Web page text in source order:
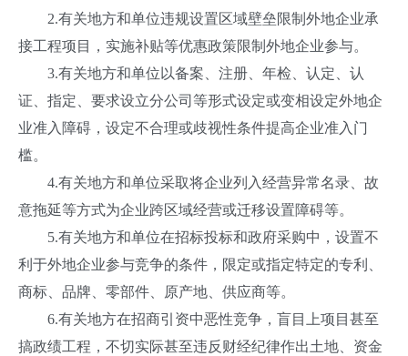
2.有关地方和单位违规设置区域壁垒限制外地企业承
接工程项目，实施补贴等优惠政策限制外地企业参与。
3.有关地方和单位以备案、注册、年检、认定、认
证、指定、要求设立分公司等形式设定或变相设定外地企
业准入障碍，设定不合理或歧视性条件提高企业准入门
槛。
4.有关地方和单位采取将企业列入经营异常名录、故
意拖延等方式为企业跨区域经营或迁移设置障碍等。
5.有关地方和单位在招标投标和政府采购中，设置不
利于外地企业参与竞争的条件，限定或指定特定的专利、
商标、品牌、零部件、原产地、供应商等。
6.有关地方在招商引资中恶性竞争，盲目上项目甚至
搞政绩工程，不切实际甚至违反财经纪律作出土地、资金